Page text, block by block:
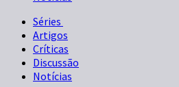
Séries
Artigos
Críticas
Discussão
Notícias